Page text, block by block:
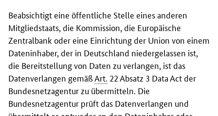
Beabsichtigt eine öffentliche Stelle eines anderen
Mitgliedstaats, die Kommission, die Europäische
Zentralbank oder eine Einrichtung der Union von einem
Dateninhaber, der in Deutschland niedergelassen ist,
die Bereitstellung von Daten zu verlangen, ist das
Datenverlangen gemäßArt. 22 Absatz 3 Data Act der
Bundesnetzagentur zu übermitteln. Die
Bundesnetzagentur prüft das Datenverlangen und